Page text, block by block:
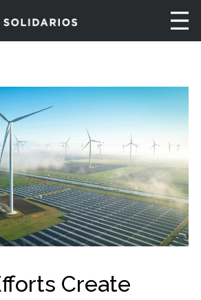
Create